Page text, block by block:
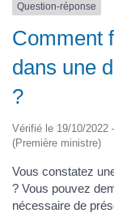
Question-réponse
Comment
dans une
?
Vérifié le 19/10/2022
(Première ministre)
Vous constatez
? Vous pouvez
nécessaire de